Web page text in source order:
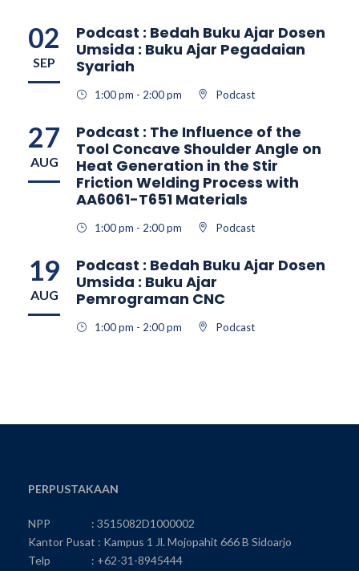
02
SEP
Podcast : Bedah Buku Ajar Dosen
Umsida : Buku Ajar Pegadaian
Syariah
1:00 pm - 2:00 pm Podcast
27
AUG
Podcast : The Influence of the
Tool Concave Shoulder Angle on
Heat Generation in the Stir
Friction Welding Process with
AA6061-T651 Materials
1:00 pm - 2:00 pm Podcast
19
AUG
Podcast : Bedah Buku Ajar Dosen
Umsida : Buku Ajar
Pemrograman CNC
1:00 pm - 2:00 pm Podcast
PERPUSTAKAAN
NPP : 3515082D1000002
Kantor Pusat : Kampus 1 Jl. Mojopahit 666 B Sidoarjo
Telp : +62-31-8945444